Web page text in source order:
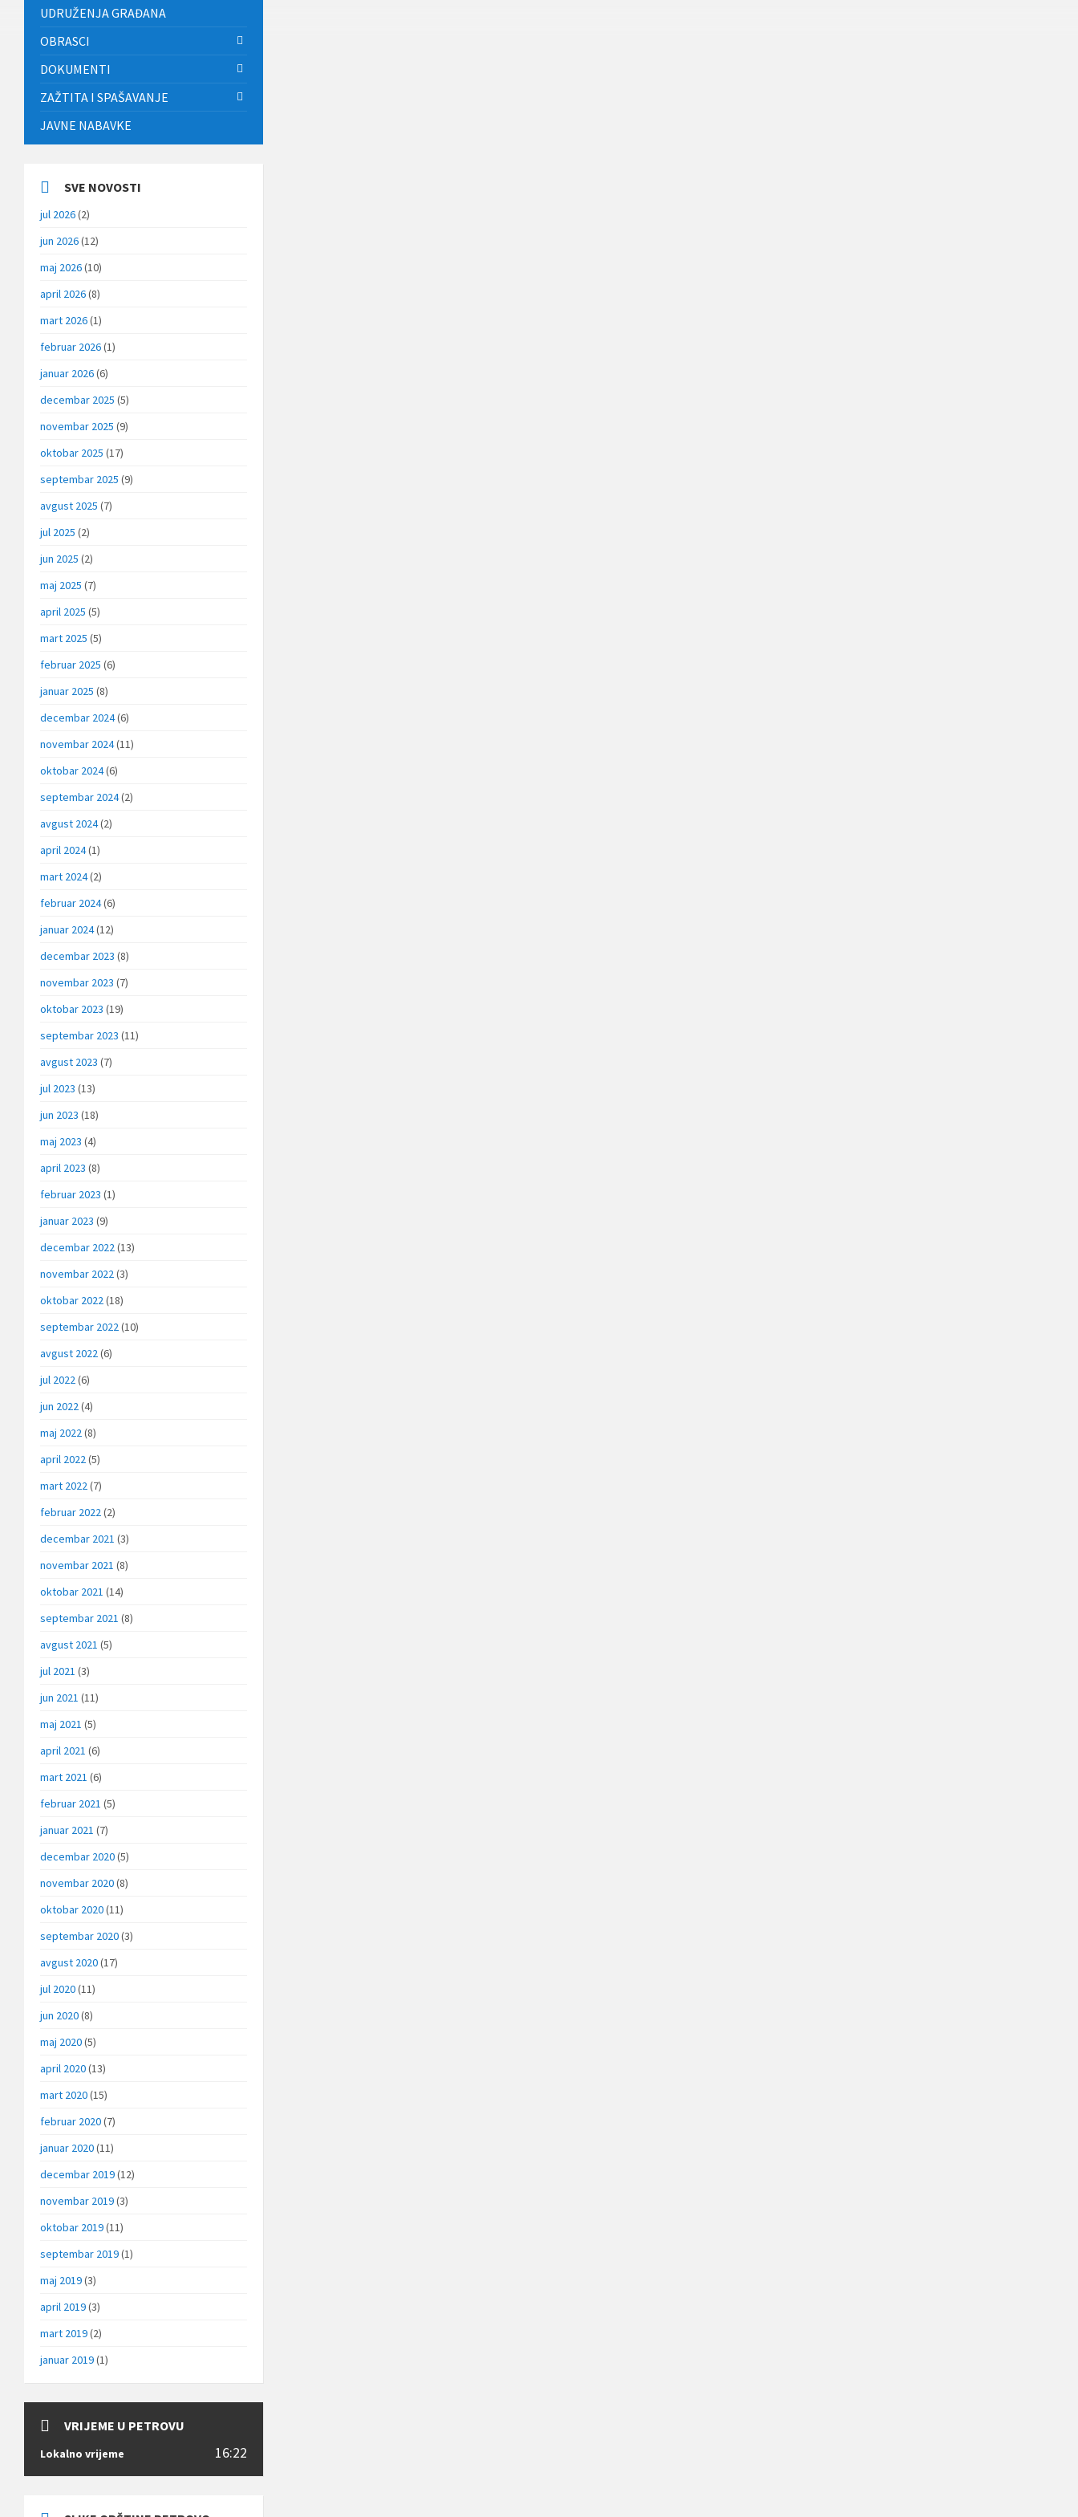
UDRUŽENJA GRAĐANA
OBRASCI
DOKUMENTI
ZAŽTITA I SPAŠAVANJE
JAVNE NABAVKE
SVE NOVOSTI
jul 2026(2)
jun 2026(12)
maj 2026(10)
april 2026(8)
mart 2026(1)
februar 2026(1)
januar 2026(6)
decembar 2025 (5)
novembar 2025 (9)
oktobar 2025 (17)
septembar 2025 (9)
avgust 2025 (7)
jul 2025 (2)
jun 2025 (2)
maj 2025 (7)
april 2025 (5)
mart 2025 (5)
februar 2025 (6)
januar 2025 (8)
decembar 2024(6)
novembar 2024(11)
oktobar 2024(6)
septembar 2024(2)
avgust 2024(2)
april 2024(1)
mart 2024(2)
februar 2024(6)
januar 2024(12)
decembar 2023 (8)
novembar 2023 (7)
oktobar 2023 (19)
septembar 2023 (11)
avgust 2023 (7)
jul 2023 (13)
jun 2023 (18)
maj 2023 (4)
april 2023 (8)
februar 2023 (1)
januar 2023 (9)
decembar 2022(13)
novembar 2022(3)
oktobar 2022(18)
septembar 2022(10)
avgust 2022(6)
jul 2022(6)
jun 2022(4)
maj 2022(8)
april 2022(5)
mart 2022(7)
februar 2022(2)
decembar 2021 (3)
novembar 2021 (8)
oktobar 2021 (14)
septembar 2021 (8)
avgust 2021 (5)
jul 2021 (3)
jun 2021 (11)
maj 2021 (5)
april 2021 (6)
mart 2021 (6)
februar 2021 (5)
januar 2021 (7)
decembar 2020(5)
novembar 2020(8)
oktobar 2020(11)
septembar 2020(3)
avgust 2020(17)
jul 2020(11)
jun 2020(8)
maj 2020(5)
april 2020(13)
mart 2020(15)
februar 2020(7)
januar 2020(11)
decembar 2019(12)
novembar 2019(3)
oktobar 2019(11)
septembar 2019(1)
maj 2019(3)
april 2019(3)
mart 2019(2)
januar 2019(1)
VRIJEME U PETROVU
Lokalno vrijeme 16:22